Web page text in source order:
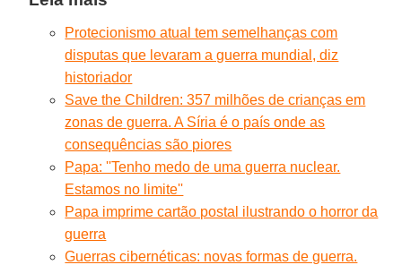
Protecionismo atual tem semelhanças com
disputas que levaram a guerra mundial, diz
historiador
Save the Children: 357 milhões de crianças em
zonas de guerra. A Síria é o país onde as
consequências são piores
Papa: ''Tenho medo de uma guerra nuclear.
Estamos no limite''
Papa imprime cartão postal ilustrando o horror da
guerra
Guerras cibernéticas: novas formas de guerra.